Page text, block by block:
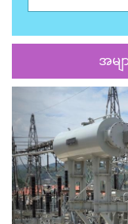
အမျ
Previous